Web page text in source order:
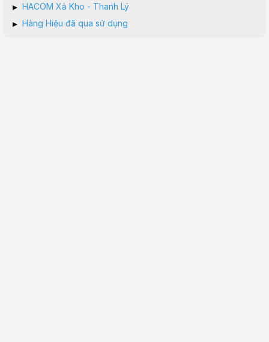
▸ HACOM Xả Kho - Thanh Lý
▸ Hàng Hiệu đã qua sử dụng